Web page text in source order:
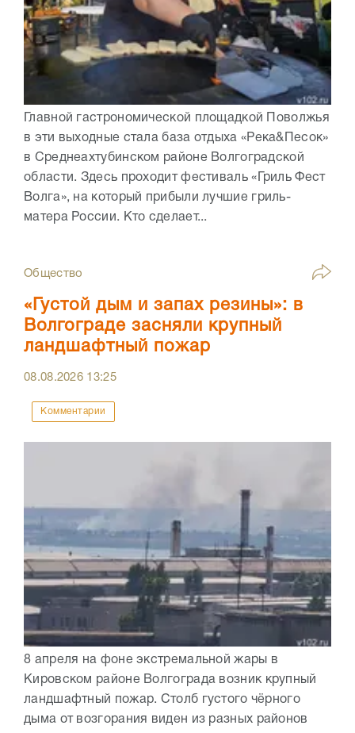
Главной гастрономической площадкой Поволжья
в эти выходные стала база отдыха «Река&Песок»
в Среднеахтубинском районе Волгоградской
области. Здесь проходит фестиваль «Гриль Фест
Волга», на который прибыли лучшие гриль-
матера России. Кто сделает...
Общество
«Густой дым и запах резины»: в
Волгограде засняли крупный
ландшафтный пожар
08.08.2026 13:25
Комментарии
8 апреля на фоне экстремальной жары в
Кировском районе Волгограда возник крупный
ландшафтный пожар. Столб густого чёрного
дыма от возгорания виден из разных районов